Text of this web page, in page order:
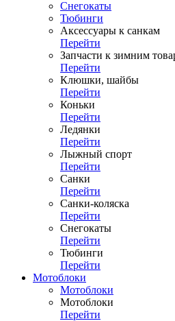
Снегокаты
Тюбинги
Аксессуары к санкам
Перейти
Запчасти к зимним
Перейти
Клюшки, шайбы
Перейти
Коньки
Перейти
Ледянки
Перейти
Лыжный спорт
Перейти
Санки
Перейти
Санки-коляска
Перейти
Снегокаты
Перейти
Тюбинги
Перейти
Мотоблоки
Мотоблоки
Мотоблоки
Перейти